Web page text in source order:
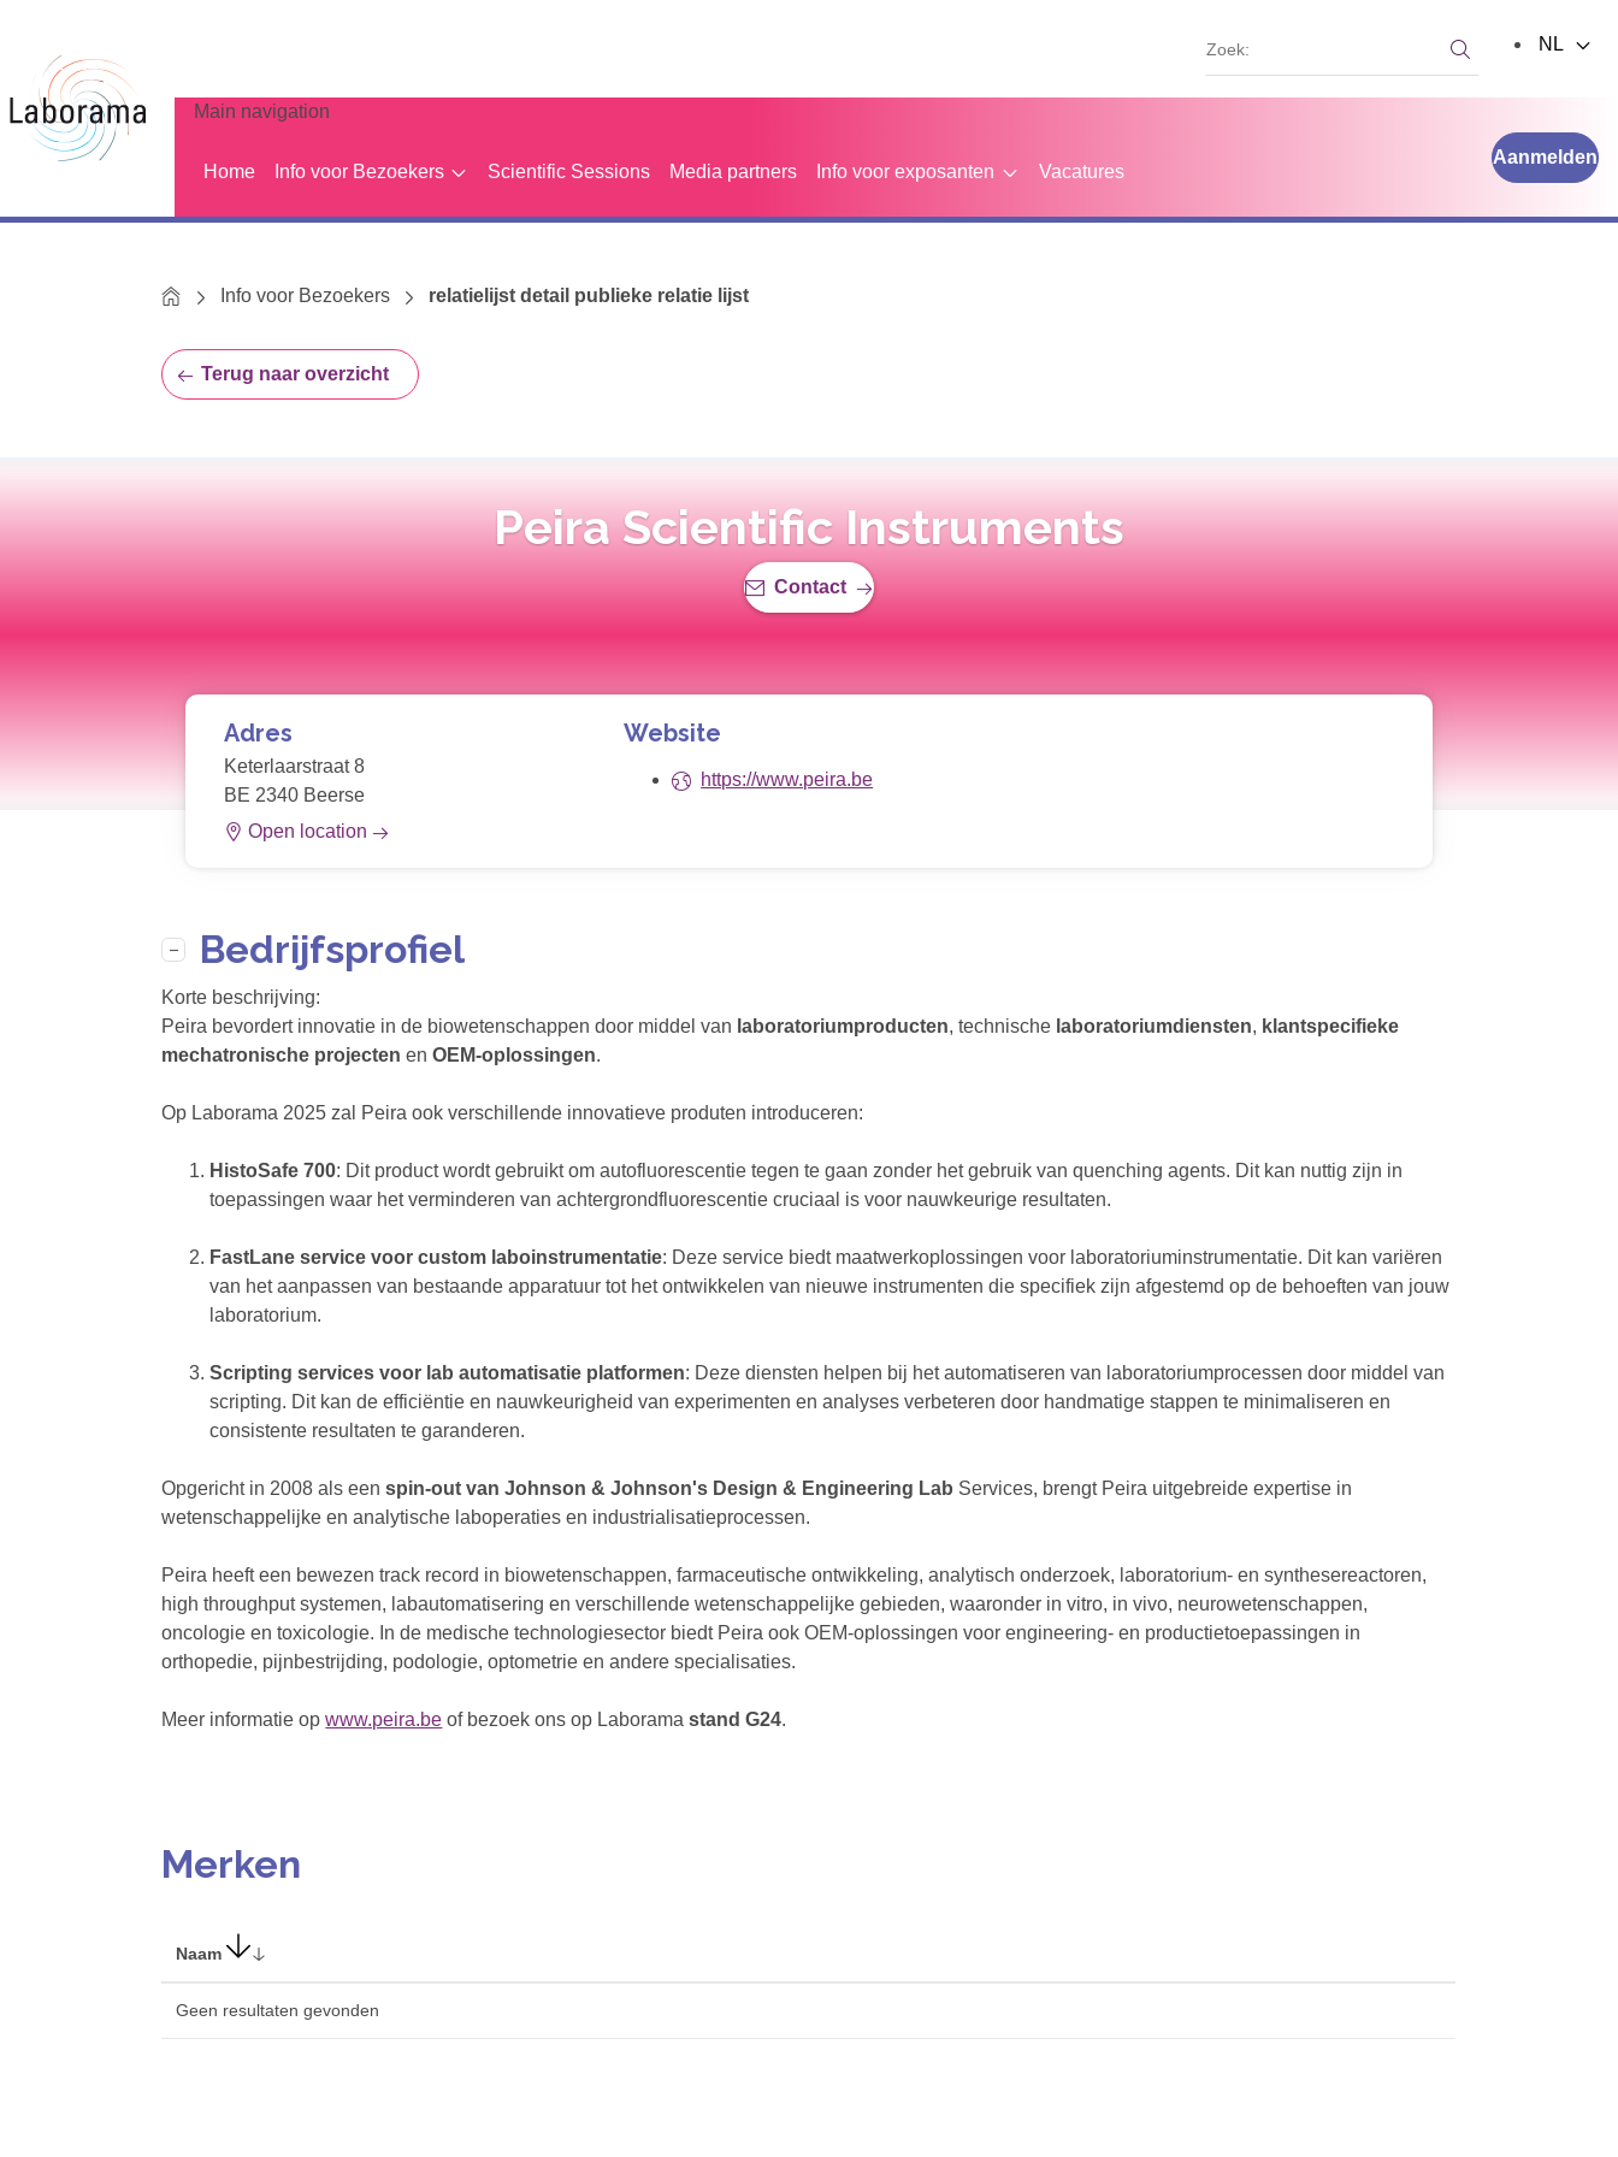
Main navigation
Home Info voor Bezoekers Scientific Sessions Media partners Info voor exposanten Vacatures
Aanmelden
Zoek:
NL
HomeInfo voor Bezoekers relatielijst detail publieke relatie lijst
Terug naar overzicht
Peira Scientific Instruments
Contact
Adres
Keterlaarstraat 8
BE 2340 Beerse
Open location
Website
https://www.peira.be
Bedrijfsprofiel
Korte beschrijving:
Peira bevordert innovatie in de biowetenschappen door middel van laboratoriumproducten, technische laboratoriumdiensten, klantspecifieke
mechatronische projecten enOEM-oplossingen.
Op Laborama 2025 zal Peira ook verschillende innovatieve produten introduceren:
HistoSafe 700: Dit product wordt gebruikt om autofluorescentie tegen te gaan zonder het gebruik van quenching agents. Dit kan nuttig zijn in
toepassingen waar het verminderen van achtergrondfluorescentie cruciaal is voor nauwkeurige resultaten.
FastLane service voor custom laboinstrumentatie: Deze service biedt maatwerkoplossingen voor laboratoriuminstrumentatie. Dit kan variëren
van het aanpassen van bestaande apparatuur tot het ontwikkelen van nieuwe instrumenten die specifiek zijn afgestemd op de behoeften van jouw
laboratorium.
Scripting services voor lab automatisatie platformen: Deze diensten helpen bij het automatiseren van laboratoriumprocessen door middel van
scripting. Dit kan de efficiëntie en nauwkeurigheid van experimenten en analyses verbeteren door handmatige stappen te minimaliseren en
consistente resultaten te garanderen.
Opgericht in 2008 als eenspin-out van Johnson & Johnson's Design & Engineering Lab Services, brengt Peira uitgebreide expertise in
wetenschappelijke en analytische laboperaties en industrialisatieprocessen.
Peira heeft een bewezen track record in biowetenschappen, farmaceutische ontwikkeling, analytisch onderzoek, laboratorium- en synthesereactoren,
high throughput systemen, labautomatisering en verschillende wetenschappelijke gebieden, waaronder in vitro, in vivo, neurowetenschappen,
oncologie en toxicologie. In de medische technologiesector biedt Peira ook OEM-oplossingen voor engineering- en productietoepassingen in
orthopedie, pijnbestrijding, podologie, optometrie en andere specialisaties.
Meer informatie opwww.peira.be of bezoek ons op Laborama stand G24.
Merken
Naam
Geen resultaten gevonden